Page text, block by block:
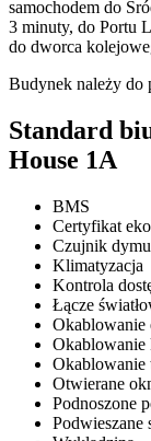
samochodem do
3 minuty, do Portu
do dworca
Budynek należy do
Standard
House 1A
BMS
Certyfikat
Czujnik dymu
Klimatyzacja
Kontrola
Łącze
Okablowanie
Okablowanie
Okablowanie
Otwierane
Podnoszone
Podwieszane